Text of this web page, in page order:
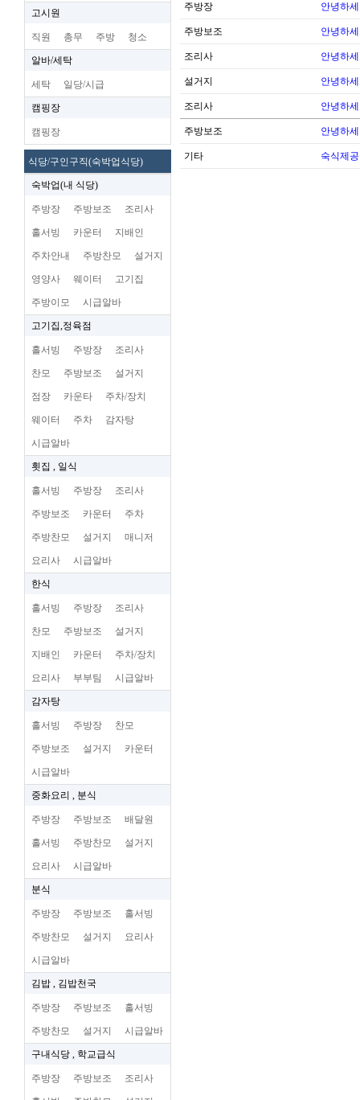
고시원
직원 총무 주방 청소
알바/세탁
세탁 일당/시급
캠핑장
캠핑장
식당/구인구직(숙박업식당)
숙박업(내 식당)
주방장 주방보조 조리사
홀서빙 카운터 지배인
주차안내 주방찬모 설거지
영양사 웨이터 고기집
주방이모 시급알바
고기집,정육점
홀서빙 주방장 조리사
찬모 주방보조 설거지
점장 카운타 주차/장치
웨이터 주차 감자탕
시급알바
횟집 , 일식
홀서빙 주방장 조리사
주방보조 카운터 주차
주방찬모 설거지 매니저
요리사 시급알바
한식
홀서빙 주방장 조리사
찬모 주방보조 설거지
지배인 카운터 주차/장치
요리사 부부팀 시급알바
감자탕
홀서빙 주방장 찬모
주방보조 설거지 카운터
시급알바
중화요리 , 분식
주방장 주방보조 배달원
홀서빙 주방찬모 설거지
요리사 시급알바
분식
주방장 주방보조 홀서빙
주방찬모 설거지 요리사
시급알바
김밥 , 김밥천국
주방장 주방보조 홀서빙
주방찬모 설거지 시급알바
구내식당 , 학교급식
주방장 주방보조 조리사
주방장 안녕하
주방보조 안녕하
조리사 안녕하
설거지 안녕하
조리사 안녕하
주방보조 안녕하
기타 숙식제